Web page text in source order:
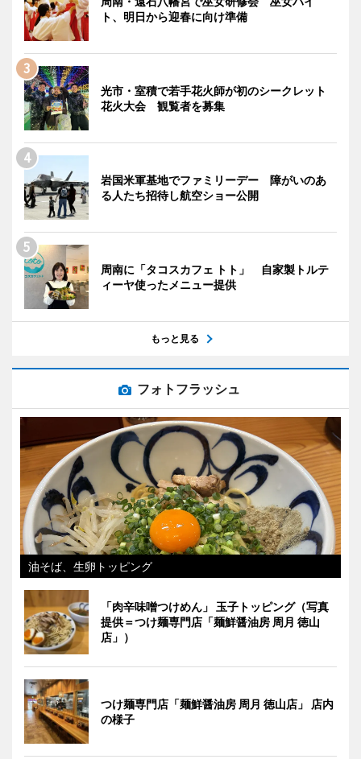
ト、明日から迎春に向け準備
光市・室積で若手花火師が初のシークレット
花火大会 観覧者を募集
岩国米軍基地でファミリーデー 障がいのあ
る人たち招待し航空ショー公開
周南に「タコスカフェ トト」 自家製トルテ
ィーヤ使ったメニュー提供
もっと見る
フォトフラッシュ
油そば、生卵トッピング
「肉辛味噌つけめん」 玉子トッピング（写真
提供＝つけ麺専門店「麺鮮醤油房 周月 徳山
店」）
つけ麺専門店「麺鮮醤油房 周月 徳山店」 店内
の様子